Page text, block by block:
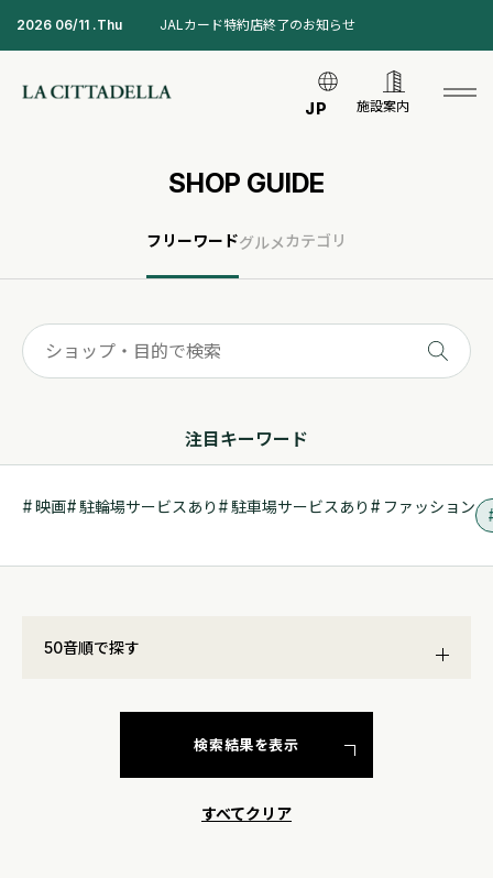
2026 06/11 .Thu JALカード特約店終了のお知らせ
JP 施設案内
SHOP GUIDE
フリーワードグルメカテゴリ
注目キーワード
映画 駐輪場サービスあり 駐車場サービスあり ファッション
50音順で探す
検索結果を表示
すべてクリア